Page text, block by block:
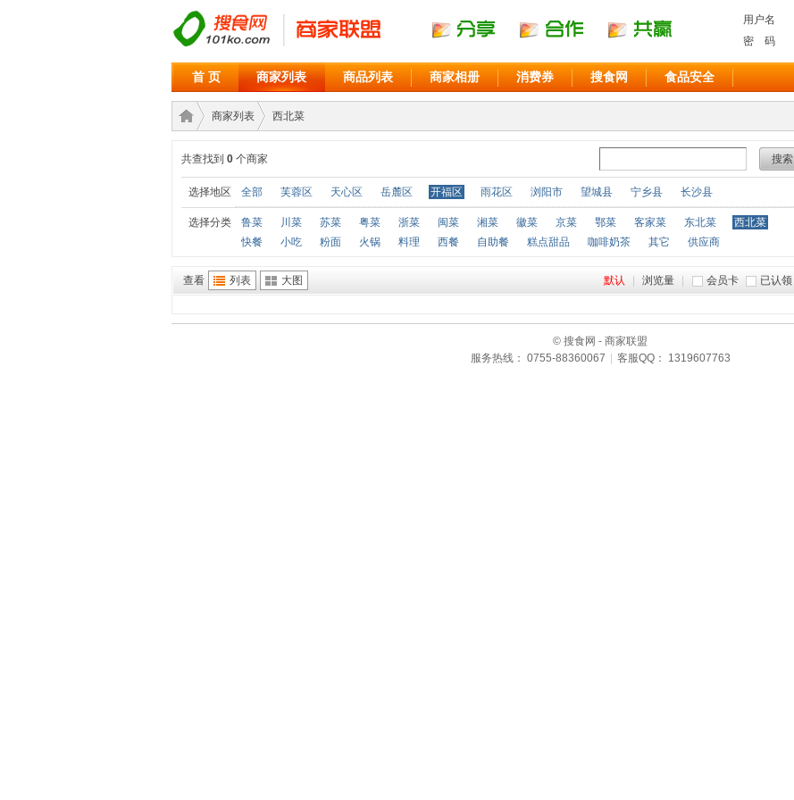
用户名
密 码
首 页 商家列表 商品列表 商家相册 消费券 搜食网 食品安全
商家›
商家列表
›
西北菜
搜索
共查找到 0 个商家
选择地区 全部 芙蓉区 天心区 岳麓区 开福区 雨花区 浏阳市 望城县 宁乡县 长沙县
选择分类 鲁菜 川菜 苏菜 粤菜 浙菜 闽菜 湘菜 徽菜 京菜 鄂菜 客家菜 东北菜
西北菜
快餐
小吃 粉面 火锅 料理 西餐 自助餐 糕点甜品 咖啡奶茶 其它 供应商
查看 列表 大图 会员卡 已认领
默认 浏览量
© 搜食网 - 商家联盟
服务热线： 0755-88360067
客服QQ： 1319607763